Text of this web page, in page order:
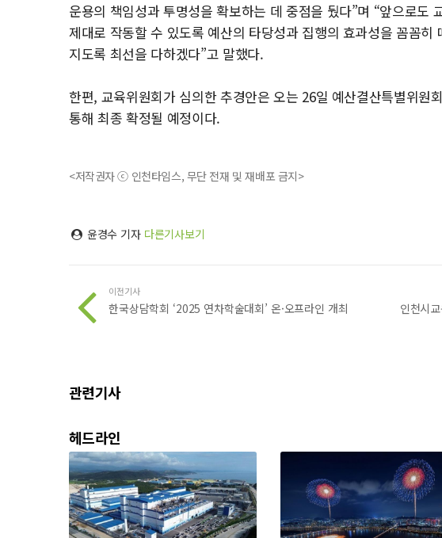
운용의 책임성과 투명성을 확보하는 데 중점을 뒀다”며 “앞으로도
제대로 작동할 수 있도록 예산의 타당성과 집행의 효과성을 꼼꼼
지도록 최선을 다하겠다”고 말했다.
한편, 교육위원회가 심의한 추경안은 오는 26일 예산결산특별위원
통해 최종 확정될 예정이다.
<저작권자 ⓒ 인천타임스, 무단 전재 및 재배포 금지>
윤경수 기자 다른기사보기
이전기사
한국상담학회 ‘2025 연차학술대회’ 온·오프라인 개최
인천시
관련기사
헤드라인